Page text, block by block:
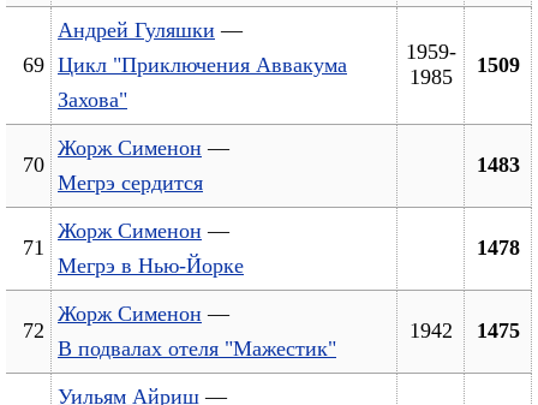
69
Андрей Гуляшки —
Цикл "Приключения Аввакума
Захова"
1959-
1985
1509
70
Жорж Сименон —
Мегрэ сердится
1483
71
Жорж Сименон —
Мегрэ в Нью-Йорке
1478
72
Жорж Сименон —
В подвалах отеля "Мажестик"
1942 1475
Уильям Айриш —